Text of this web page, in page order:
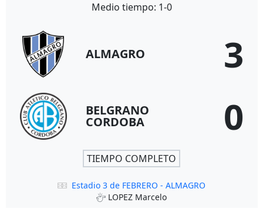
Medio tiempo: 1-0
ALMAGRO 3
BELGRANO
CORDOBA 0
TIEMPO COMPLETO
Estadio 3 de FEBRERO - ALMAGRO
LOPEZ Marcelo